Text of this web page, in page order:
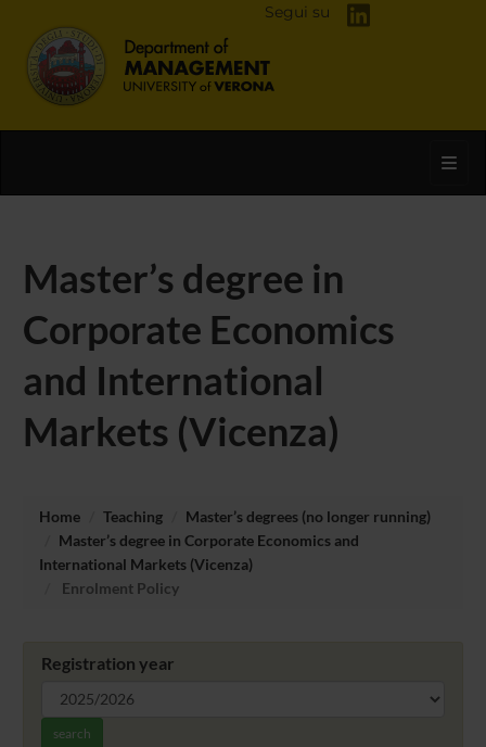
Segui su
Master’s degree in
Corporate Economics
and International
Markets (Vicenza)
Home Teaching
Master’s degrees (no longer running)
Master’s degree in Corporate Economics and
International Markets (Vicenza)
Enrolment Policy
Registration year
search